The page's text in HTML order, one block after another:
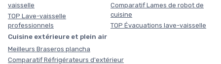
vaisselle
TOP Lave-vaisselle
professionnels
Comparatif Lames de robot de
cuisine
TOP Évacuations lave-vaisselle
Cuisine extérieure et plein air
Meilleurs Braseros plancha
Comparatif Réfrigérateurs d'extérieur